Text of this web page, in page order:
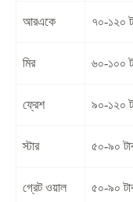
আরএকে ৭০-১২০
মির ৬০-১০০
ফ্রেশ ৯০-১২০
স্টার ৫০-৯০
গ্রেট ওয়াল ৫০-৯০